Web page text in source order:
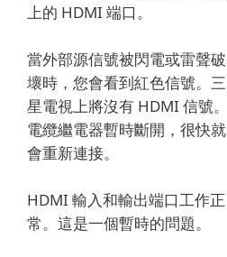
上的 HDMI 端口。
當外部源信號被閃電或雷聲破
壞時，您會看到紅色信號。 三
星電視上將沒有 HDMI 信號。
電纜繼電器暫時斷開，很快就
會重新連接。
HDMI 輸入和輸出端口工作正
常。 這是一個暫時的問題。